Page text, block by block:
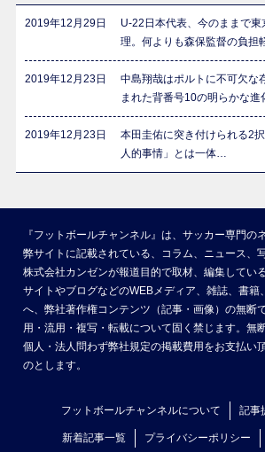
2019年12月29日
U-22日本代表、今のままで
理。何よりも森保監督の負担
2019年12月23日
中島翔哉はポルトに不可欠な
まれた背番号10の明らかな進
2019年12月23日
本田圭佑に突き付けられる2
人的事情」とは一体…
『フットボールチャンネル』は、サッカー専門の
弊サイトに記載されている、コラム、ニュース、
株式会社カンゼンが報道目的で取材、編集してい
サイトやブログなどのWEBメディア、雑誌、書籍
へ、弊社著作権コンテンツ（記事・画像）の無断
用・流用・複写・転載について固く禁じます。無
個人・法人問わず弊社規定の掲載費用をお支払い
のとします。
フットボールチャンネルについて 記事
新着記事一覧 プライバシーポリシー